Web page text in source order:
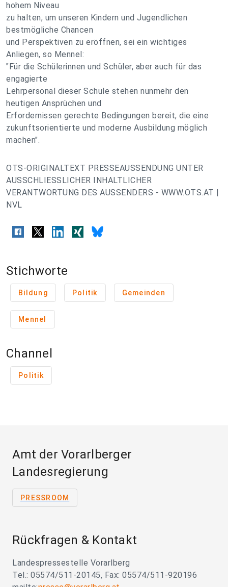
hohem Niveau
zu halten, um unseren Kindern und Jugendlichen
bestmögliche Chancen
und Perspektiven zu eröffnen, sei ein wichtiges
Anliegen, so Mennel:
"Für die Schülerinnen und Schüler, aber auch für das
engagierte
Lehrpersonal dieser Schule stehen nunmehr den
heutigen Ansprüchen und
Erfordernissen gerechte Bedingungen bereit, die eine
zukunftsorientierte und moderne Ausbildung möglich
machen".
OTS-ORIGINALTEXT PRESSEAUSSENDUNG UNTER
AUSSCHLIESSLICHER INHALTLICHER
VERANTWORTUNG DES AUSSENDERS - WWW.OTS.AT |
NVL
Stichworte
Bildung Politik Gemeinden
Mennel
Channel
Politik
Amt der Vorarlberger
Landesregierung
PRESSROOM
Rückfragen & Kontakt
Landespressestelle Vorarlberg
Tel.: 05574/511-20145, Fax: 05574/511-920196